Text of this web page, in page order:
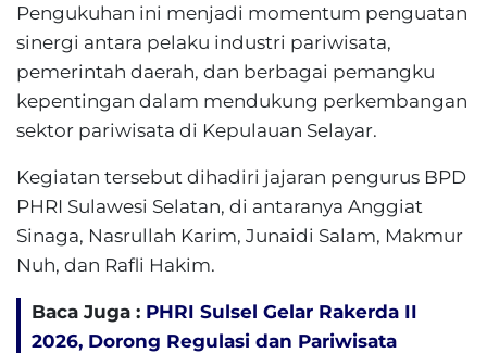
Pengukuhan ini menjadi momentum penguatan
sinergi antara pelaku industri pariwisata,
pemerintah daerah, dan berbagai pemangku
kepentingan dalam mendukung perkembangan
sektor pariwisata di Kepulauan Selayar.
Kegiatan tersebut dihadiri jajaran pengurus BPD
PHRI Sulawesi Selatan, di antaranya Anggiat
Sinaga, Nasrullah Karim, Junaidi Salam, Makmur
Nuh, dan Rafli Hakim.
Baca Juga : PHRI Sulsel Gelar Rakerda II
2026, Dorong Regulasi dan Pariwisata